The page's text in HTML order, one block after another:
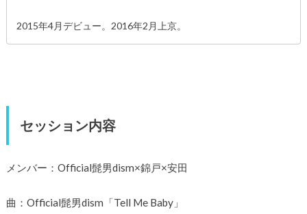
2015年4月デビュー。2016年2月上京。
セッション内容
メンバー：Official髭男dism×錦戸×安田
曲：Official髭男dism「Tell Me Baby」